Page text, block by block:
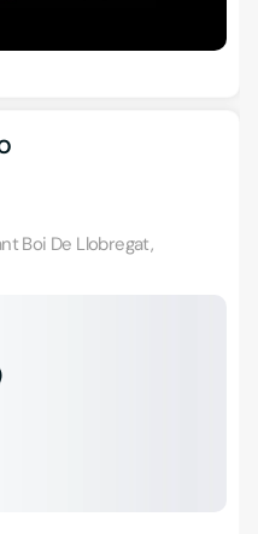
Boi De Llobregat,